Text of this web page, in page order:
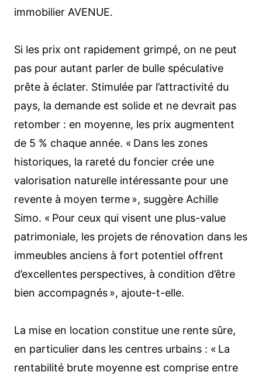
immobilier AVENUE.
Si les prix ont rapidement grimpé, on ne peut
pas pour autant parler de bulle spéculative
prête à éclater. Stimulée par l’attractivité du
pays, la demande est solide et ne devrait pas
retomber : en moyenne, les prix augmentent
de 5 % chaque année. « Dans les zones
historiques, la rareté du foncier crée une
valorisation naturelle intéressante pour une
revente à moyen terme », suggère Achille
Simo. « Pour ceux qui visent une plus-value
patrimoniale, les projets de rénovation dans les
immeubles anciens à fort potentiel offrent
d’excellentes perspectives, à condition d’être
bien accompagnés », ajoute-t-elle.
La mise en location constitue une rente sûre,
en particulier dans les centres urbains : « La
rentabilité brute moyenne est comprise entre